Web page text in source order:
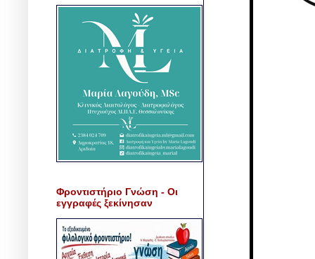
Φροντιστήριο Γνώση - Οι
εγγραφές ξεκίνησαν